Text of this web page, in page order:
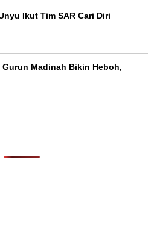
Ikut Tim SAR Cari Diri
Gurun Madinah Bikin Heboh,